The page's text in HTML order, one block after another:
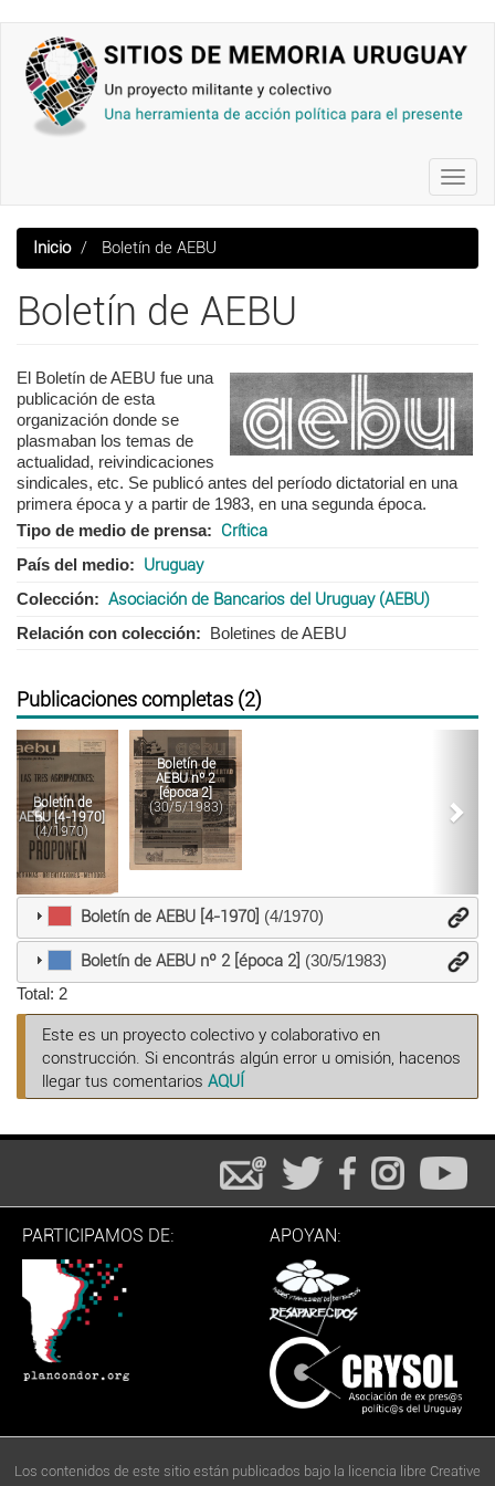
contenido
principal
Inicio Boletín de AEBU
Boletín de AEBU
El Boletín de AEBU fue una
publicación de esta
organización donde se
plasmaban los temas de
actualidad, reivindicaciones
sindicales, etc. Se publicó antes del período dictatorial en una
primera época y a partir de 1983, en una segunda época.
Tipo de medio de prensa
Crítica
País del medio Uruguay
Colección Asociación de Bancarios del Uruguay (AEBU)
Relación con colección Boletines de AEBU
Publicaciones completas (2)
Boletín de
AEBU [4-1970]
(4/1970)
Boletín de
AEBU nº 2
[época 2]
(30/5/1983)
Anterior
Boletín de AEBU [4-1970] (4/1970)
Boletín de AEBU nº 2 [época 2] (30/5/1983)
Total: 2
Este es un proyecto colectivo y colaborativo en
construcción. Si encontrás algún error u omisión, hacenos
llegar tus comentarios AQUÍ
PARTICIPAMOS DE: APOYAN:
Los contenidos de este sitio están publicados bajo la licencia libre Creative